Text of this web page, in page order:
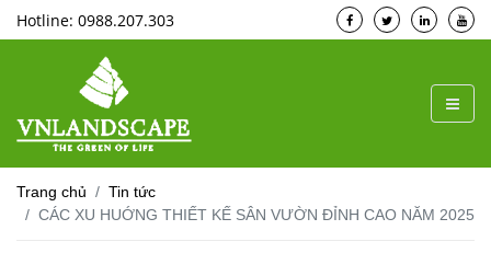
Hotline: 0988.207.303
Trang chủ
Tin tức
CÁC XU HUỚNG THIẾT KẾ SÂN VƯỜN ĐỈNH CAO NĂM 2025